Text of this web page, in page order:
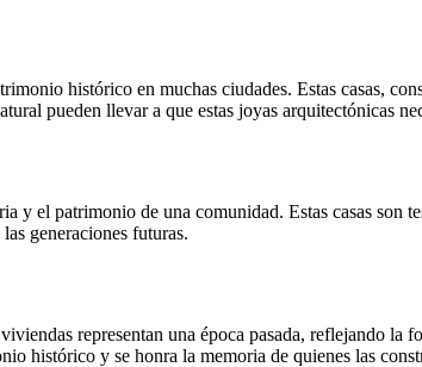
histórico en muchas ciudades. Estas casas,
pueden llevar a que estas joyas arquitectónicas
y el patrimonio de una comunidad. Estas casas son
generaciones futuras.
representan una época pasada, reflejando la
histórico y se honra la memoria de quienes las